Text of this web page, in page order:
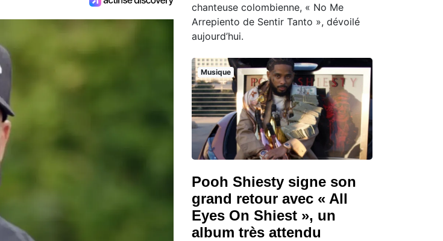
chanteuse colombienne, « No Me
Arrepiento de Sentir Tanto », dévoilé
aujourd’hui.
Musique
Pooh Shiesty signe son
grand retour avec « All
Eyes On Shiest », un
album très attendu